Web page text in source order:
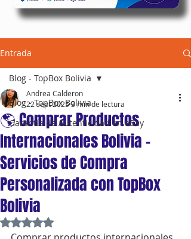
Entrada
Blog - TopBox Bolivia
Garantía de Autenticidad en eBay
Blog - TopBox Bolivia
🌎 Comprar Productos
Internacionales Bolivia –
Servicios de Compra
Personalizada con TopBox
Bolivia
Andrea Calderon
22 sept 20253 min de lectura
Obtuvo NaN de 5 estrellas.